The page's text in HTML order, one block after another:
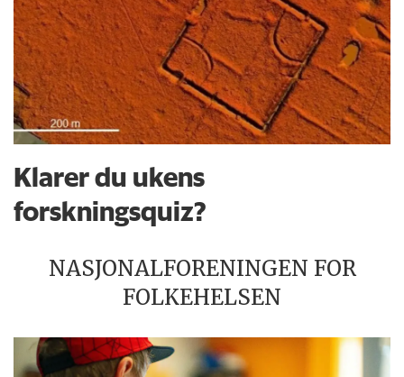
Klarer du ukens
forskningsquiz?
NASJONALFORENINGEN FOR
FOLKEHELSEN